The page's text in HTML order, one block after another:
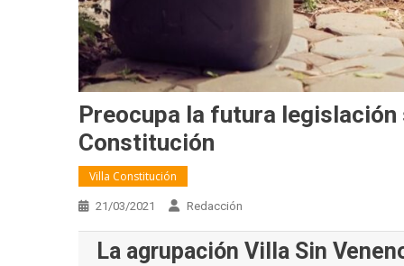
Preocupa la futura
Constitución
Villa Constitución
21/03/2021 Redacción
La agrupación Villa Sin